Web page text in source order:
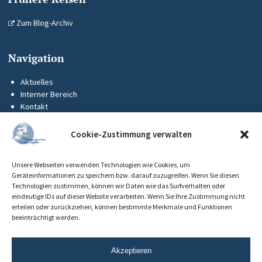
Cookie-Zustimmung verwalten
Unsere Webseiten verwenden Technologien wie Cookies, um
Geräteinformationen zu speichern bzw. darauf zuzugreifen. Wenn Sie diesen
Technologien zustimmen, können wir Daten wie das Surfverhalten oder
eindeutige IDs auf dieser Website verarbeiten. Wenn Sie Ihre Zustimmung nicht
erteilen oder zurückziehen, können bestimmte Merkmale und Funktionen
beeinträchtigt werden.
Akzeptieren
Zum Blog-Archiv
Navigation
Aktuelles
Interner Bereich
Kontakt
KUS-Flyer
Impressum
Datenschutz
Cookie-Richtlinie (EU)